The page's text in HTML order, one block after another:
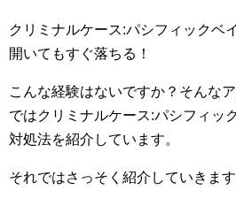
クリミナルケース:パシフィックベ
開いてもすぐ落ちる！
こんな経験はないですか？そんな
ではクリミナルケース:パシフィッ
対処法を紹介しています。
それではさっそく紹介していきます